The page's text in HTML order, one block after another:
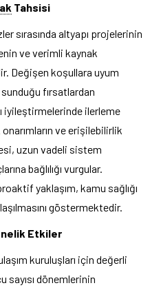
Tahsisi
sırasında altyapı projelerinin
ve verimli kaynak
Değişen koşullara uyum
sunduğu fırsatlardan
iyileştirmelerinde ilerleme
ve erişilebilirlik
uzun vadeli sistem
bağlılığı vurgular.
yaklaşım, kamu sağlığı
göstermektedir.
Etkiler
kuruluşları için değerli
sayısı dönemlerinin